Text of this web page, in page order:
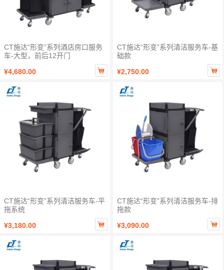
CT施达“形变”系列酒店房口服务
车-大型，前后12开门
¥4,680.00

CT施达“形变”系列清洁服务车-基
础款
¥2,750.00

CT施达“形变”系列清洁服务车-平
拖系统
¥3,180.00

CT施达“形变”系列清洁服务车-排
拖款
¥3,090.00
